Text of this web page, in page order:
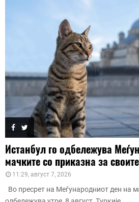
Истанбул го одбележува
мачките со приказна за
11:29, август 7, 2026
Во пресрет на Меѓународниот ден на